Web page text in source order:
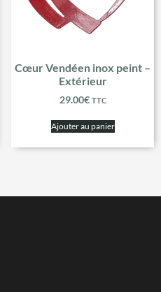
Cœur Vendéen inox peint –
Extérieur
29.00€ TTC
Ajouter au panier